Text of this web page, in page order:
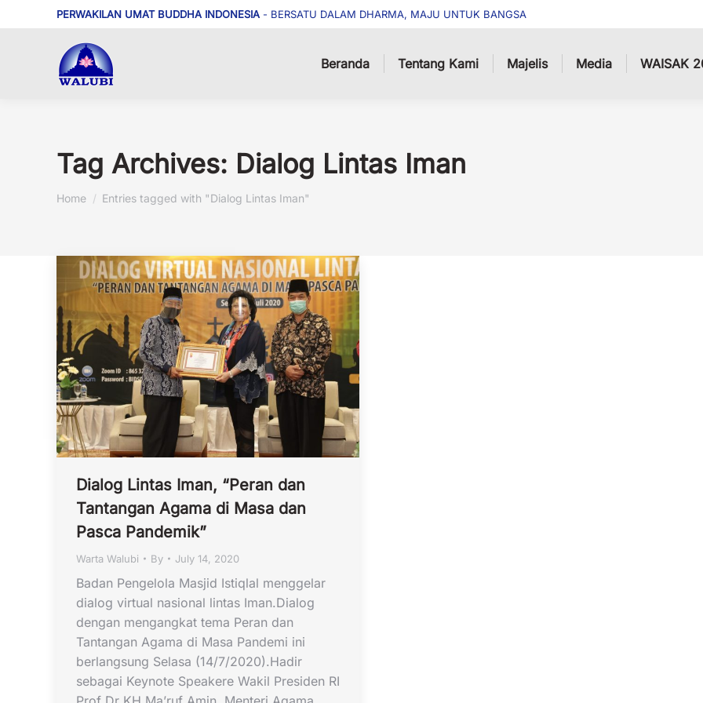
PERWAKILAN UMAT BUDDHA INDONESIA - BERSATU DALAM DHARMA, MAJU UNTUK BANGSA
Beranda Tentang Kami Majelis Media WAISAK
Tag Archives: Dialog Lintas Iman
You are here:
Home Entries tagged with "Dialog Lintas Iman"
Dialog Lintas Iman, “Peran dan
Tantangan Agama di Masa dan
Pasca Pandemik”
Warta Walubi By July 14, 2020
Badan Pengelola Masjid Istiqlal menggelar
dialog virtual nasional lintas Iman.Dialog
dengan mengangkat tema Peran dan
Tantangan Agama di Masa Pandemi ini
berlangsung Selasa (14/7/2020).Hadir
sebagai Keynote Speakere Wakil Presiden RI